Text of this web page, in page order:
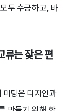
두 수긍하고, 바
류는 잦은 편
미팅은 디자인과